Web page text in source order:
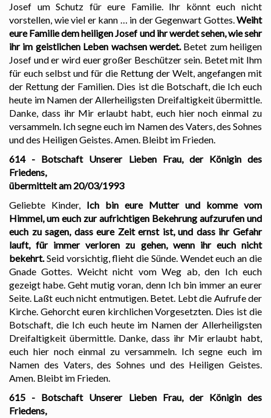
Josef um Schutz für eure Familie. Ihr könnt euch nicht
vorstellen, wie viel er kann … in der Gegenwart Gottes.Weiht
eure Familie dem heiligen Josef und ihr werdet sehen, wie sehr
ihr im geistlichen Leben wachsen werdet. Betet zum heiligen
Josef und er wird euer großer Beschützer sein. Betet mit Ihm
für euch selbst und für die Rettung der Welt, angefangen mit
der Rettung der Familien. Dies ist die Botschaft, die Ich euch
heute im Namen der Allerheiligsten Dreifaltigkeit übermittle.
Danke, dass ihr Mir erlaubt habt, euch hier noch einmal zu
versammeln. Ich segne euch im Namen des Vaters, des Sohnes
und des Heiligen Geistes. Amen. Bleibt im Frieden.
614 - Botschaft Unserer Lieben Frau, der Königin des
Friedens,
übermittelt am 20/03/1993
Geliebte Kinder, Ich bin eure Mutter und komme vom
Himmel, um euch zur aufrichtigen Bekehrung aufzurufen und
euch zu sagen, dass eure Zeit ernst ist, und dass ihr Gefahr
lauft, für immer verloren zu gehen, wenn ihr euch nicht
bekehrt.Seid vorsichtig, flieht die Sünde. Wendet euch an die
Gnade Gottes. Weicht nicht vom Weg ab, den Ich euch
gezeigt habe. Geht mutig voran, denn Ich bin immer an eurer
Seite. Laßt euch nicht entmutigen. Betet. Lebt die Aufrufe der
Kirche. Gehorcht euren kirchlichen Vorgesetzten. Dies ist die
Botschaft, die Ich euch heute im Namen der Allerheiligsten
Dreifaltigkeit übermittle. Danke, dass ihr Mir erlaubt habt,
euch hier noch einmal zu versammeln. Ich segne euch im
Namen des Vaters, des Sohnes und des Heiligen Geistes.
Amen. Bleibt im Frieden.
615 - Botschaft Unserer Lieben Frau, der Königin des
Friedens,